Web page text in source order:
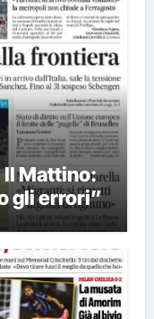
Il Mattino:
gli errori”